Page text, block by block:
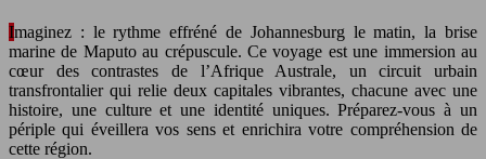
Imaginez : le rythme effréné de Johannesburg le matin, la brise
marine de Maputo au crépuscule. Ce voyage est une immersion au
cœur des contrastes de l’Afrique Australe, un circuit urbain
transfrontalier qui relie deux capitales vibrantes, chacune avec une
histoire, une culture et une identité uniques. Préparez-vous à un
périple qui éveillera vos sens et enrichira votre compréhension de
cette région.